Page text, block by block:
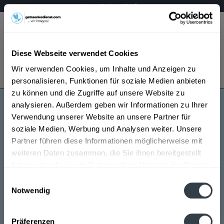
Diese Webseite verwendet Cookies
Wir verwenden Cookies, um Inhalte und Anzeigen zu
personalisieren, Funktionen für soziale Medien anbieten
zu können und die Zugriffe auf unsere Website zu
analysieren. Außerdem geben wir Informationen zu Ihrer
Verwendung unserer Website an unsere Partner für
soziale Medien, Werbung und Analysen weiter. Unsere
Partner führen diese Informationen möglicherweise mit
weiteren Daten zusammen, die Sie ihnen bereitgestellt
Notwendig
Präferenzen
Mo – Fr 9 – 17 Uhr
Menü
Bestellung widerrufen
Es gilt unsere Datenschutzerklärung
Lapin Kulta
Lapin Kulta wird in den folgenden Regionen, Städten,